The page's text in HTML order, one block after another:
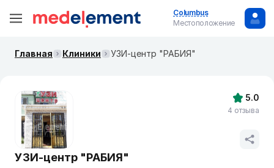
Columbus
Местоположение
Главная Клиники УЗИ-центр "РАБИЯ"
УЗИ-центр "РАБИЯ"
5.0
4 отзыва